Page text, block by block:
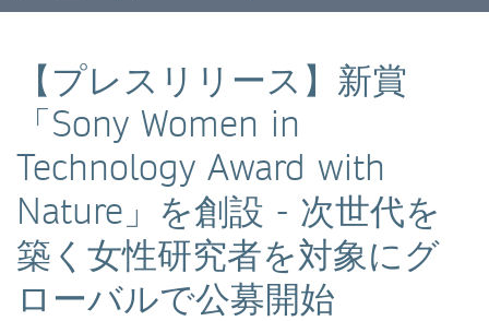
【プレスリリース】新賞
「Sony Women in
Technology Award with
Nature」を創設 - 次世代を
築く女性研究者を対象にグ
ローバルで公募開始